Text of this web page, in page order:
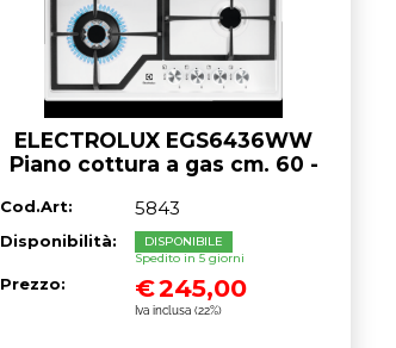
ELECTROLUX EGS6436WW
Piano cottura a gas cm. 60 -
Cod.Art: 5843
Disponibilità:
DISPONIBILE
Spedito in 5 giorni
Prezzo: €245,00
Iva inclusa (22%)